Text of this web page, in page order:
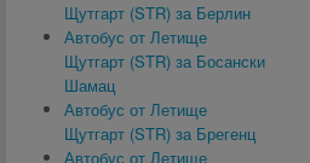
Щутгарт (STR) за Берлин
Автобус от Летище
Щутгарт (STR) за Босански
Шамац
Автобус от Летище
Щутгарт (STR) за Брегенц
Автобус от Летище